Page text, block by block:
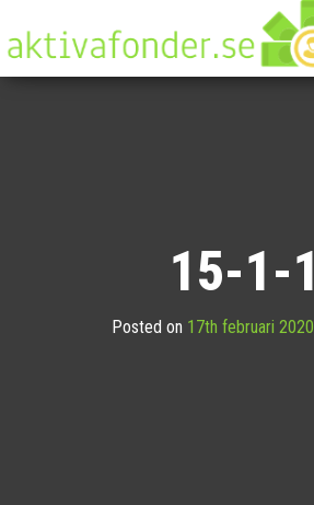
15-1-1
Posted on 17th februari 2020